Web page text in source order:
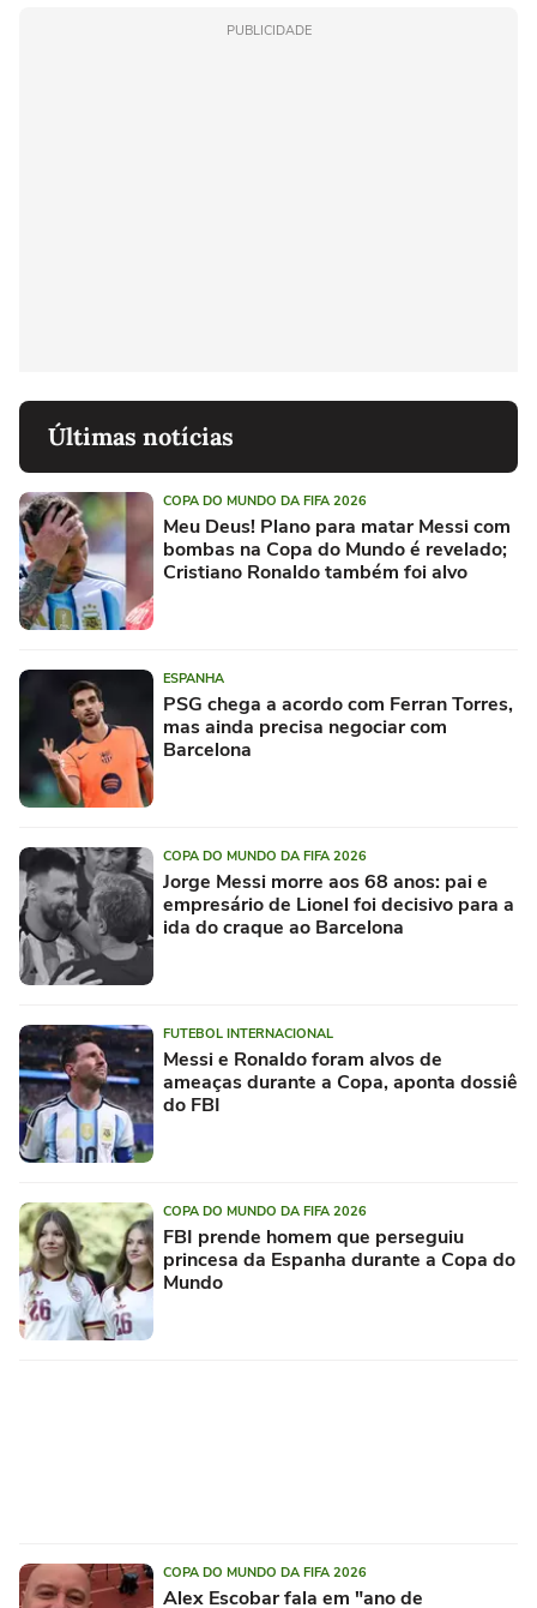
PUBLICIDADE
Últimas notícias
COPA DO MUNDO DA FIFA 2026
Meu Deus! Plano para matar Messi com
bombas na Copa do Mundo é revelado;
Cristiano Ronaldo também foi alvo
ESPANHA
PSG chega a acordo com Ferran Torres,
mas ainda precisa negociar com
Barcelona
COPA DO MUNDO DA FIFA 2026
Jorge Messi morre aos 68 anos: pai e
empresário de Lionel foi decisivo para a
ida do craque ao Barcelona
FUTEBOL INTERNACIONAL
Messi e Ronaldo foram alvos de
ameaças durante a Copa, aponta dossiê
do FBI
COPA DO MUNDO DA FIFA 2026
FBI prende homem que perseguiu
princesa da Espanha durante a Copa do
Mundo
COPA DO MUNDO DA FIFA 2026
Alex Escobar fala em "ano de